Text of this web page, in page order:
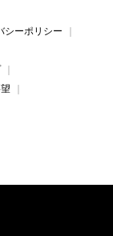
シーポリシー